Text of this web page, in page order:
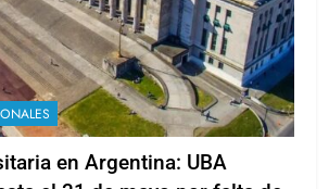
en Argentina: UBA